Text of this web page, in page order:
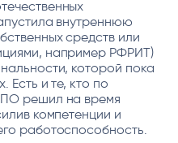
внутреннюю
средств или
например РФРИТ)
которой пока
Есть и те, кто по
решил на время
компетенции и
работоспособность.